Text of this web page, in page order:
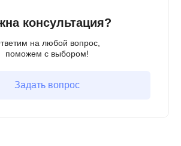
консультация?
на любой вопрос,
поможем с выбором!
Задать вопрос